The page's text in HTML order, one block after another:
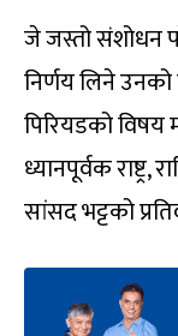
जे जस्तो संशोधन
निर्णय लिने उनको
पिरियडको
ध्यानपूर्वक राष्ट्र,
सांसद भट्टको